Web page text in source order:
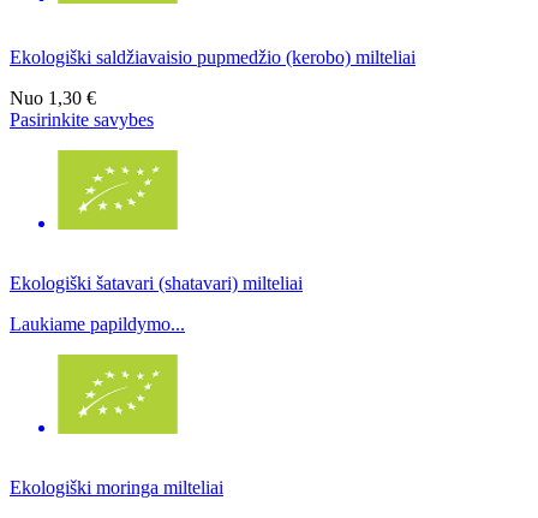
Ekologiški saldžiavaisio pupmedžio (kerobo) milteliai
Nuo 1,30 €
Pasirinkite savybes
Ekologiški šatavari (shatavari) milteliai
Laukiame papildymo...
Ekologiški moringa milteliai